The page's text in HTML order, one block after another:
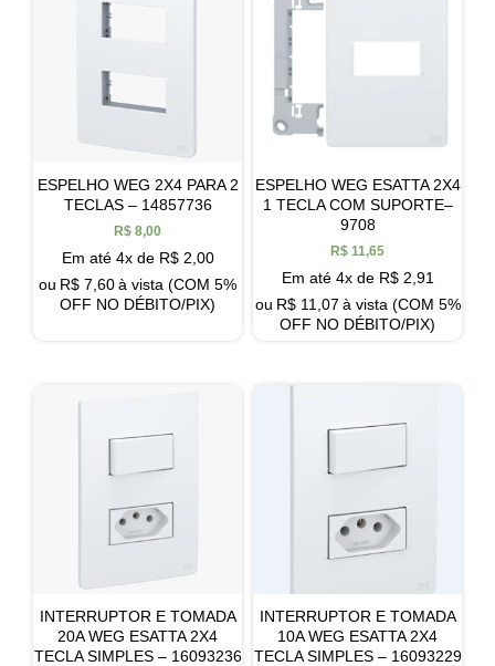
ESPELHO WEG 2X4 PARA 2
TECLAS – 14857736
R$ 8,00
Em até 4x de R$2,00
ou R$ 7,60à vista (COM 5%
OFF NO DÉBITO/PIX)
ESPELHO WEG ESATTA 2X4
1 TECLA COM SUPORTE–
9708
R$ 11,65
Em até 4x de R$2,91
ou R$11,07 à vista (COM 5%
OFF NO DÉBITO/PIX)
INTERRUPTOR E TOMADA
20A WEG ESATTA 2X4
TECLA SIMPLES – 16093236
INTERRUPTOR E TOMADA
10A WEG ESATTA 2X4
TECLA SIMPLES – 16093229